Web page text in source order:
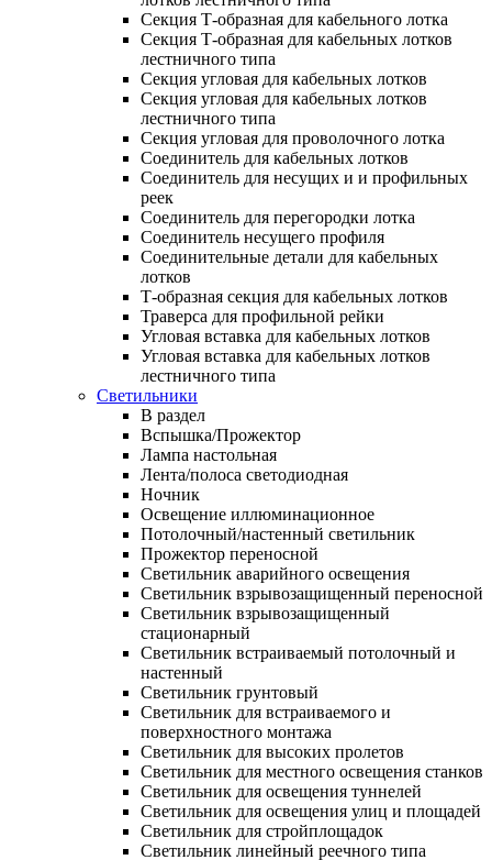
Секция Т-образная для кабельного лотка
Секция Т-образная для кабельных лотков
лестничного типа
Секция угловая для кабельных лотков
Секция угловая для кабельных лотков
лестничного типа
Секция угловая для проволочного лотка
Соединитель для кабельных лотков
Соединитель для несущих и и профильных
реек
Соединитель для перегородки лотка
Соединитель несущего профиля
Соединительные детали для кабельных
лотков
Т-образная секция для кабельных лотков
Траверса для профильной рейки
Угловая вставка для кабельных лотков
Угловая вставка для кабельных лотков
лестничного типа
Светильники
В раздел
Вспышка/Прожектор
Лампа настольная
Лента/полоса светодиодная
Ночник
Освещение иллюминационное
Потолочный/настенный светильник
Прожектор переносной
Светильник аварийного освещения
Светильник взрывозащищенный переносной
Светильник взрывозащищенный
стационарный
Светильник встраиваемый потолочный и
настенный
Светильник грунтовый
Светильник для встраиваемого и
поверхностного монтажа
Светильник для высоких пролетов
Светильник для местного освещения станков
Светильник для освещения туннелей
Светильник для освещения улиц и площадей
Светильник для стройплощадок
Светильник линейный реечного типа